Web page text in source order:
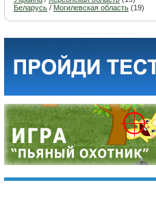
Беларусь / Могилевская область (19)